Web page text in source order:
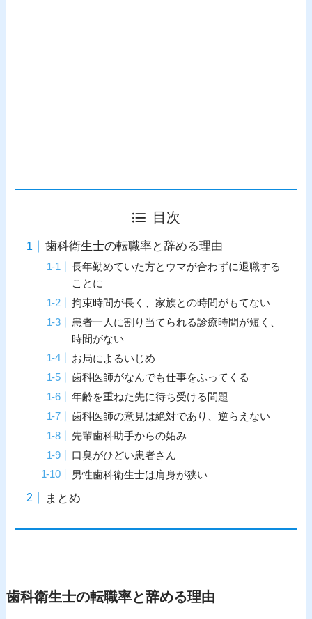
目次
歯科衛生士の転職率と辞める理由
長年勤めていた方とウマが合わずに退職する
ことに
拘束時間が長く、家族との時間がもてない
患者一人に割り当てられる診療時間が短く、
時間がない
お局によるいじめ
歯科医師がなんでも仕事をふってくる
年齢を重ねた先に待ち受ける問題
歯科医師の意見は絶対であり、逆らえない
先輩歯科助手からの妬み
口臭がひどい患者さん
男性歯科衛生士は肩身が狭い
まとめ
歯科衛生士の転職率と辞める理由